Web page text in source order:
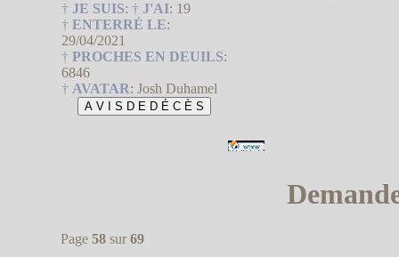
† JE SUIS: † J'AI: 19
† ENTERRÉ LE:
29/04/2021
† PROCHES EN DEUILS:
6846
† AVATAR: Josh Duhamel
Page 58sur 69